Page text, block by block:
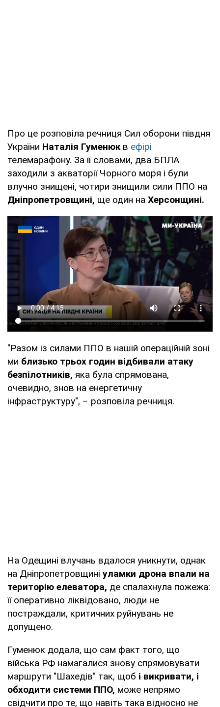
Про це розповіла речниця Сил оборони півдня
України Наталія Гуменюк в ефірі
телемарафону. За її словами, два БПЛА
заходили з акваторії Чорного моря і були
влучно знищені, чотири знищили сили ППО на
Дніпропетровщині, ще один на Херсонщині.
"Разом із силами ППО в нашій операційній зоні
ми близько трьох годин відбивали атаку
безпілотників, яка була спрямована,
очевидно, знов на енергетичну
інфраструктуру", – розповіла речниця.
На Одещині влучань вдалося уникнути, однак
на Дніпропетровщині уламки дрона впали на
територію елеватора, де спалахнула пожежа:
її оперативно ліквідовано, люди не
постраждали, критичних руйнувань не
допущено.
Гуменюк додала, що сам факт того, що
війська РФ намагалися знову спрямовувати
маршрути "Шахедів" так, щоб і викривати, і
обходити системи ППО, може непрямо
свідчити про те, що навіть така відносно не